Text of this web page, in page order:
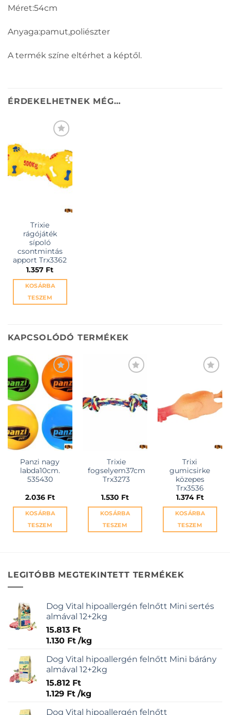
Méret:54cm
Anyaga:pamut,poliészter
A termék színe eltérhet a képtől.
ÉRDEKELHETNEK MÉG…
KEDVENCEKHEZ
Trixie
rágójáték
sípoló
csontmintás
apport Trx3362
1.357 Ft
KOSÁRBA
TESZEM
KAPCSOLÓDÓ TERMÉKEK
KEDVENCEKHEZ
Panzi nagy
labda10cm.
535430
2.036 Ft
KOSÁRBA
TESZEM
Trixie
fogselyem37cm
Trx3273
1.530 Ft
KOSÁRBA
TESZEM
Trixi
gumicsirke
közepes
Trx3536
1.374 Ft
KOSÁRBA
TESZEM
LEGITÓBB MEGTEKINTETT TERMÉKEK
Dog Vital hipoallergén felnőtt Mini sertés
almával 12+2kg
15.813 Ft
1.130 Ft /kg
Dog Vital hipoallergén felnőtt Mini bárány
almával 12+2kg
15.812 Ft
1.129 Ft /kg
Dog Vital hipoallergén felnőtt